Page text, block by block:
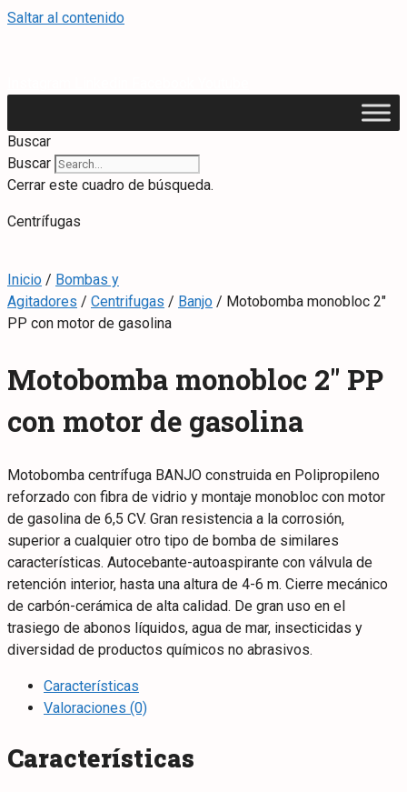
Saltar al contenido
Buscar
Buscar
Cerrar este cuadro de búsqueda.
Centrífugas
Inicio / Bombas y
Agitadores / Centrifugas / Banjo / Motobomba monobloc 2″
PP con motor de gasolina
Motobomba monobloc 2″ PP
con motor de gasolina
Motobomba centrífuga BANJO construida en Polipropileno
reforzado con fibra de vidrio y montaje monobloc con motor
de gasolina de 6,5 CV. Gran resistencia a la corrosión,
superior a cualquier otro tipo de bomba de similares
características. Autocebante-autoaspirante con válvula de
retención interior, hasta una altura de 4-6 m. Cierre mecánico
de carbón-cerámica de alta calidad. De gran uso en el
trasiego de abonos líquidos, agua de mar, insecticidas y
diversidad de productos químicos no abrasivos.
Características
Valoraciones (0)
Características